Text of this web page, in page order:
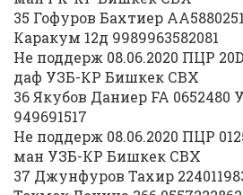
35 Гофуров Бахтиер
Каракум 12д 9989963582081
Не поддерж 08.06.2020 ПЦР
даф УЗБ-КР Бишкек СВХ
36 Якубов Даниер FA
949691517
Не поддерж 08.06.2020 ПЦР
ман УЗБ-КР Бишкек СВХ
37 Джунфуров Тахир